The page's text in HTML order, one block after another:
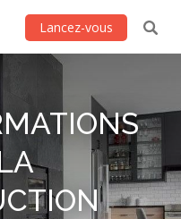
Lancez-vous